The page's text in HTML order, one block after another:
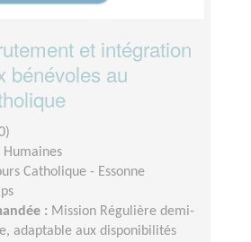
et intégration
bénévoles au
Humaines
Catholique - Essonne
: Mission Régulière demi-
adaptable aux disponibilités